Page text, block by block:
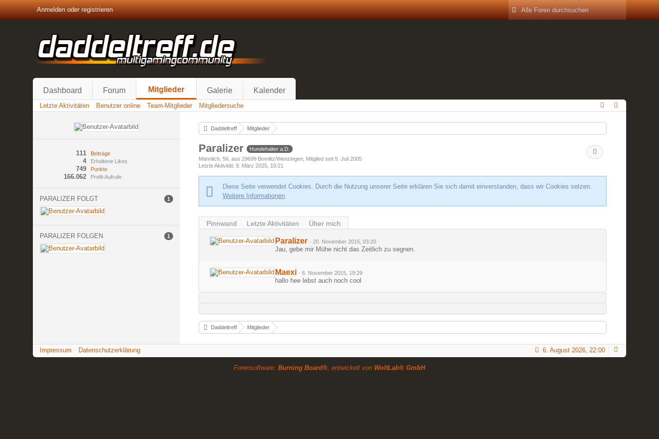
Anmelden oder registrieren
Dashboard Forum Mitglieder Galerie Kalender
Letzte Aktivitäten Benutzer online Team-Mitglieder Mitgliedersuche
Beiträge
111
Erhaltene Likes
4
Punkte
749
Profil-Aufrufe
166.062
PARALIZER FOLGT 1
PARALIZER FOLGEN 1
Daddeltreff Mitglieder
Paralizer Hundehalter a.D.
Männlich 56 aus 29699 Bomlitz/Wenzingen Mitglied seit 5. Juli 2005
Letzte Aktivität 9. März 2025, 10:21
Diese Seite verwendet Cookies. Durch die Nutzung unserer Seite erklären Sie sich damit einverstanden, dass wir Cookies setzen.
Weitere Informationen
Pinnwand Letzte Aktivitäten Über mich
Paralizer -20. November 2015, 03:20
Jau, gebe mir Mühe nicht das Zeitlich zu segnen.
Maexi -6. November 2015, 19:29
hallo hee lebst auch noch cool
Daddeltreff Mitglieder
Impressum Datenschutzerklärung 6. August 2026, 22:00
Forensoftware: Burning Board®, entwickelt von WoltLab® GmbH